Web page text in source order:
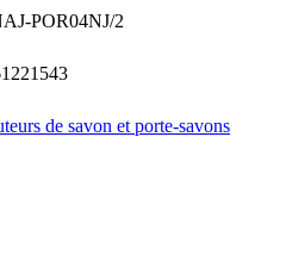
POR04NJ/2
de savon et porte-savons